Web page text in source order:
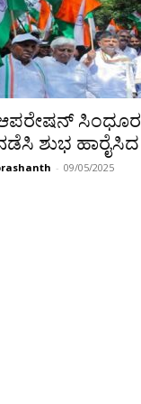
ಸಿಂಧೂರ:
ಶುಭ ಹಾರೈಸಿದ
- 09/05/2025